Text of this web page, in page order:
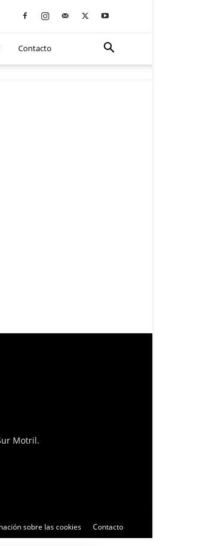
Contacto
Motril.
sobre las cookies Contacto